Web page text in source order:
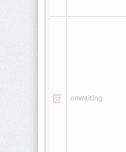
onwaiting